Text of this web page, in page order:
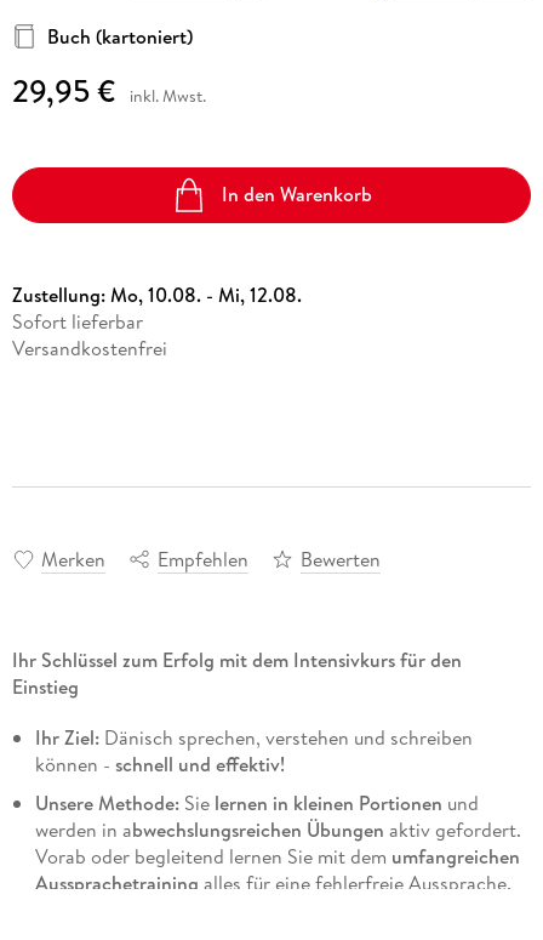
Buch (kartoniert)
29,95 € inkl. Mwst.
In den Warenkorb
Zustellung:Mo, 10.08. - Mi, 12.08.
Sofort lieferbar
Versandkostenfrei
Merken Empfehlen Bewerten
Ihr Schlüssel zum Erfolg mit dem Intensivkurs für den
Einstieg
Ihr Ziel:Dänisch sprechen, verstehen und schreiben
können - schnell und effektiv!
Unsere Methode:Sie lernen in kleinen Portionen und
werden in abwechslungsreichen Übungen aktiv gefordert.
Vorab oder begleitend lernen Sie mit dem umfangreichen
Aussprachetraining alles für eine fehlerfreie Aussprache.